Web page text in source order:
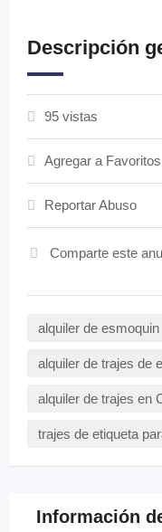
Descripción
95 vistas
Agregar a Favoritos
Reportar Abuso
Comparte este
alquiler de esmoquin
alquiler de trajes de
alquiler de trajes en
trajes de etiqueta
Información